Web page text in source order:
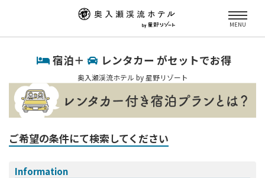
MENU
宿泊＋ レンタカー がセットでお得
奥入瀬渓流ホテル by 星野リゾート
ご希望の条件にて検索してください
Information